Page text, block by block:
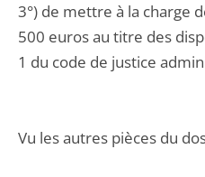
3°) de mettre à la charge
500 euros au titre des
1 du code de justice
Vu les autres pièces du